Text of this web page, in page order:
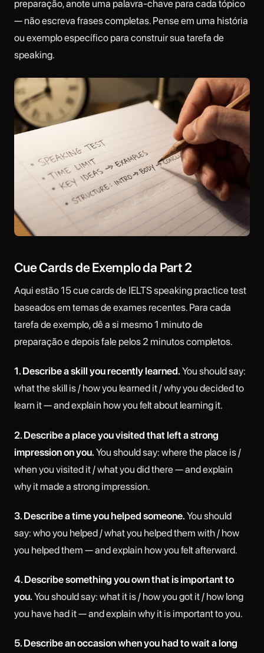
preparação, anote uma palavra-chave para cada tópico
— não escreva frases completas. Pense em uma história
ou exemplo específico para construir sua tarefa de
speaking.
Cue Cards de Exemplo da Part 2
Aqui estão 15 cue cards de IELTS speaking practice test
baseados em temas de exames recentes. Para cada
tarefa de exemplo, dê a si mesmo 1 minuto de
preparação e depois fale pelos 2 minutos completos.
1. Describe a skill you recently learned. You should say:
what the skill is / how you learned it / why you decided to
learn it — and explain how you felt about learning it.
2. Describe a place you visited that left a strong
impression on you. You should say: where the place is /
when you visited it / what you did there — and explain
why it made a strong impression.
3. Describe a time you helped someone. You should
say: who you helped / what you helped them with / how
you helped them — and explain how you felt afterward.
4. Describe something you own that is important to
you. You should say: what it is / how you got it / how long
you have had it — and explain why it is important to you.
5. Describe an occasion when you had to wait a long